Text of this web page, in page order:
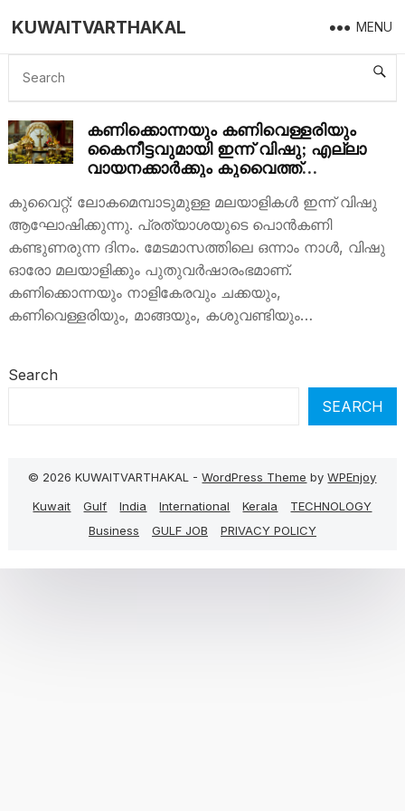
KUWAITVARTHAKAL MENU
CELEBRATION
കണിക്കൊന്നയും കണിവെള്ളരിയും
കൈനീട്ടവുമായി ഇന്ന് വിഷു; എല്ലാ
വായനക്കാര്‍ക്കും കുവൈത്ത്
കുവൈറ്റ്: ലോകമെമ്പാടുമുള്ള മലയാളികള്‍ ഇന്ന് വിഷു
ആഘോഷിക്കുന്നു. പ്രത്യാശയുടെ പൊന്‍കണി
കണ്ടുണരുന്ന ദിനം. മേടമാസത്തിലെ ഒന്നാം നാള്‍, വിഷു
ഓരോ മലയാളിക്കും പുതുവര്‍ഷാരംഭമാണ്.
കണിക്കൊന്നയും നാളികേരവും ചക്കയും,
കണിവെള്ളരിയും, മാങ്ങയും, കശുവണ്ടിയും…
Search
SEARCH
© 2026 KUWAITVARTHAKAL -WordPress Theme byWPEnjoy
Kuwait
Gulf India International Kerala
TECHNOLOGY
Business
GULF JOB PRIVACY POLICY